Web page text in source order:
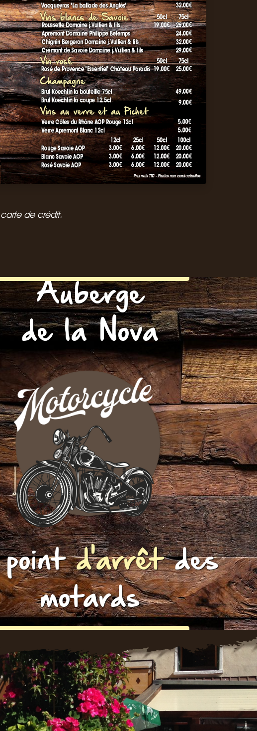
de crédit.
Auberge
de la Nova
pointd'arrêtdes
motards